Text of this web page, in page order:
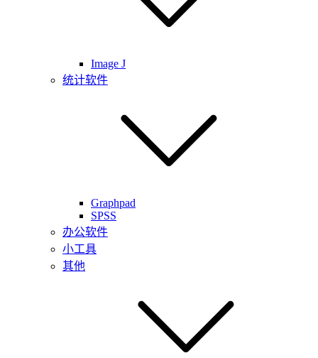
Image J
统计软件
Graphpad
SPSS
办公软件
小工具
其他